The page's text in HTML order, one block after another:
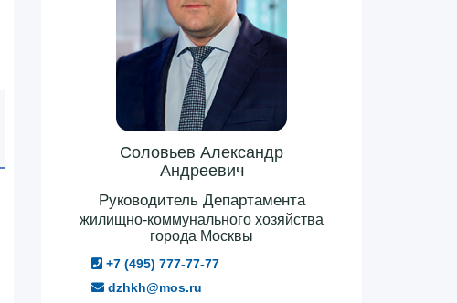
Соловьев Александр
Андреевич
Руководитель Департамента
жилищно-коммунального хозяйства
города Москвы
+7 (495) 777-77-77
dzhkh@mos.ru